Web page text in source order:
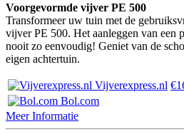
Voorgevormde vijver PE 500
Transformeer uw tuin met de
vijver PE 500. Het aanleggen van een
nooit zo eenvoudig! Geniet van de
eigen achtertuin.
Vijverexpress.nl
Bol.com
Meer Informatie